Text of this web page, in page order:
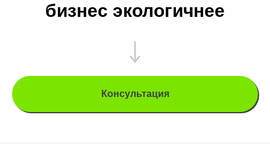
бизнес экологичнее
Консультация